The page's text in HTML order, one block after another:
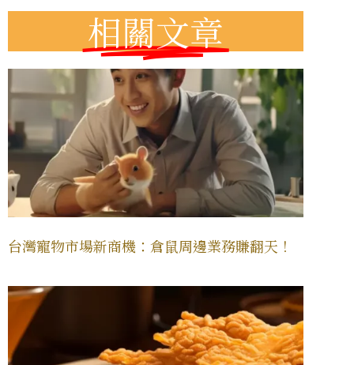
相關文章
台灣寵物市場新商機：倉鼠周邊業務賺翻天！